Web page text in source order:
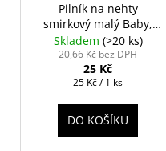
Pilník na nehty
smirkový malý Baby,
černý
Skladem (>20 ks)
20,66 Kč bez DPH
25 Kč
Měrná
25 Kč / 1 ks
DO KOŠÍKU